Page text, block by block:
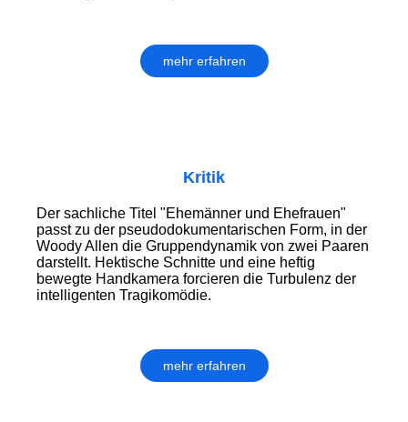
mehr erfahren
Kritik
Der sachliche Titel "Ehemänner und Ehefrauen"
passt zu der pseudo­dokumentarischen Form, in der
Woody Allen die Gruppendynamik von zwei Paaren
darstellt. Hektische Schnitte und eine heftig
bewegte Handkamera forcieren die Turbulenz der
intelligenten Tragikomödie.
mehr erfahren